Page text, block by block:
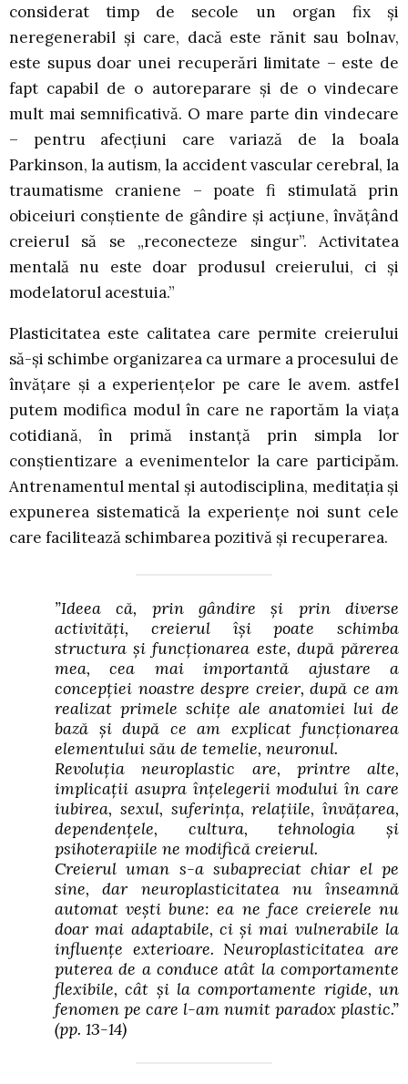
considerat timp de secole un organ fix și
neregenerabil și care, dacă este rănit sau bolnav,
este supus doar unei recuperări limitate – este de
fapt capabil de o autoreparare și de o vindecare
mult mai semnificativă. O mare parte din vindecare
– pentru afecțiuni care variază de la boala
Parkinson, la autism, la accident vascular cerebral, la
traumatisme craniene – poate fi stimulată prin
obiceiuri conștiente de gândire și acțiune, învățând
creierul să se „reconecteze singur”. Activitatea
mentală nu este doar produsul creierului, ci și
modelatorul acestuia.”
Plasticitatea este calitatea care permite creierului
să-și schimbe organizarea ca urmare a procesului de
învăţare şi a experienţelor pe care le avem. astfel
putem modifica modul în care ne raportăm la viața
cotidiană, în primă instanță prin simpla lor
conştientizare a evenimentelor la care participăm.
Antrenamentul mental și autodisciplina, meditaţia şi
expunerea sistematică la experienţe noi sunt cele
care facilitează schimbarea pozitivă și recuperarea.
”Ideea că, prin gândire și prin diverse
activități, creierul își poate schimba
structura și funcționarea este, după părerea
mea, cea mai importantă ajustare a
concepției noastre despre creier, după ce am
realizat primele schițe ale anatomiei lui de
bază și după ce am explicat funcționarea
elementului său de temelie, neuronul.
Revoluția neuroplastic are, printre alte,
implicații asupra înțelegerii modului în care
iubirea, sexul, suferința, relațiile, învățarea,
dependențele, cultura, tehnologia și
psihoterapiile ne modifică creierul.
Creierul uman s-a subapreciat chiar el pe
sine, dar neuroplasticitatea nu înseamnă
automat vești bune: ea ne face creierele nu
doar mai adaptabile, ci și mai vulnerabile la
influențe exterioare. Neuroplasticitatea are
puterea de a conduce atât la comportamente
flexibile, cât și la comportamente rigide, un
fenomen pe care l-am numit paradox plastic.”
(pp. 13-14)